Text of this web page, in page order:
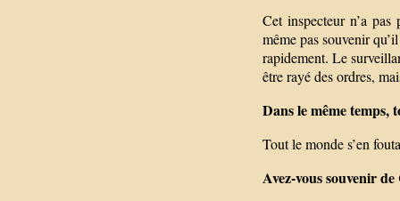
Cet inspecteur n’a pas
même pas souvenir
rapidement. Le
être rayé des ordres,
Dans le même temps,
Tout le monde s’en
Avez-vous souvenir